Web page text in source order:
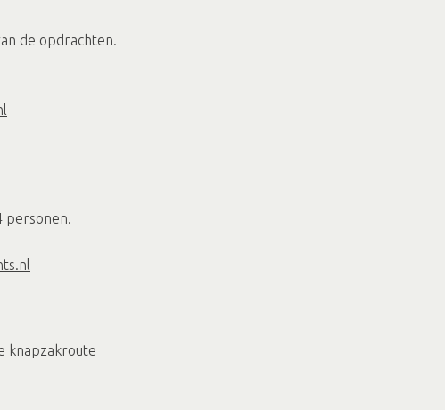
de opdrachten.
personen.
knapzakroute